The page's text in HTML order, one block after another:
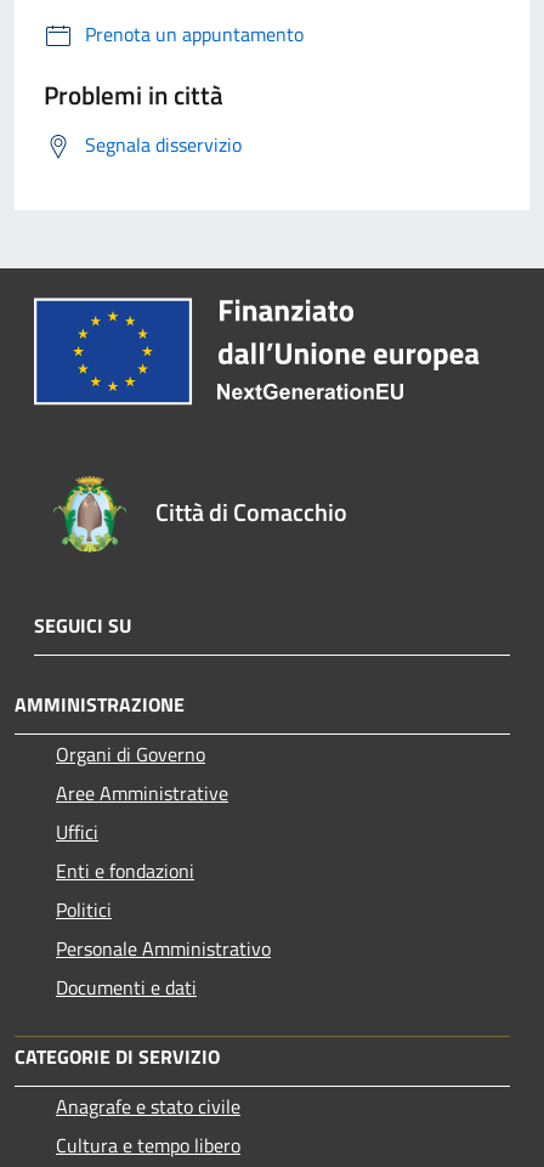
Prenota un appuntamento
Problemi in città
Segnala disservizio
Città di Comacchio
SEGUICI SU
AMMINISTRAZIONE
Organi di Governo
Aree Amministrative
Uffici
Enti e fondazioni
Politici
Personale Amministrativo
Documenti e dati
CATEGORIE DI SERVIZIO
Anagrafe e stato civile
Cultura e tempo libero